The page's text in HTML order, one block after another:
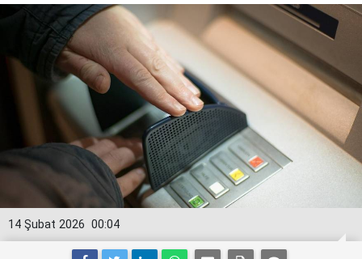
00:04
14 Şubat 2026